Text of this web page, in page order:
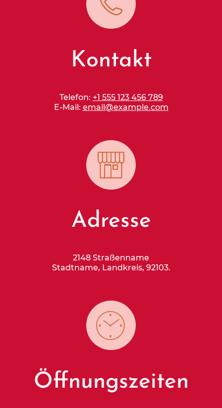
Kontakt
Telefon: +1 555 123 456 789
E-Mail: email@example.com
Adresse
2148 Straßenname
Stadtname, Landkreis, 92103.
Öffnungszeiten